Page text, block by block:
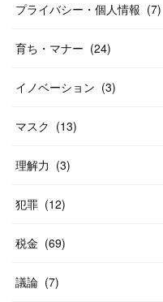
プライバシー・個人情報 (7)
育ち・マナー (24)
イノベーション (3)
マスク (13)
理解力 (3)
犯罪 (12)
税金 (69)
議論 (7)